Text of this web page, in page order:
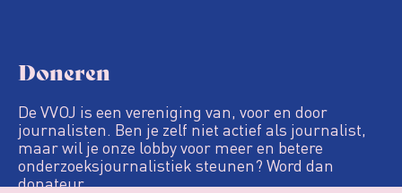
Doneren
De VVOJ is een vereniging van, voor en door
journalisten. Ben je zelf niet actief als journalist,
maar wil je onze lobby voor meer en betere
onderzoeksjournalistiek steunen? Word dan
donateur.